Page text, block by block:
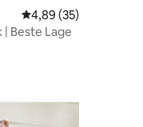
Durchschnittliche
4,89 (35)
Beste Lage